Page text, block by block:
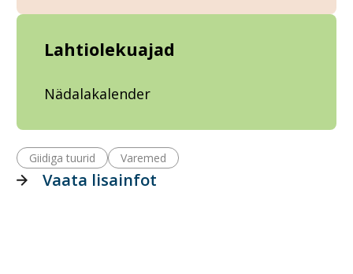
Lahtiolekuajad
Nädalakalender
Giidiga tuurid Varemed
Vaata lisainfot